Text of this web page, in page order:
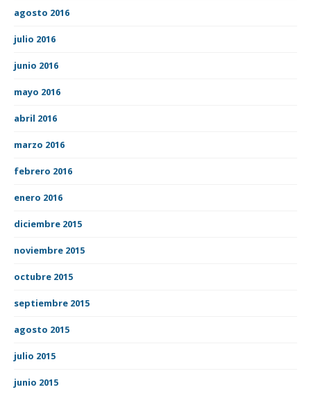
agosto 2016
julio 2016
junio 2016
mayo 2016
abril 2016
marzo 2016
febrero 2016
enero 2016
diciembre 2015
noviembre 2015
octubre 2015
septiembre 2015
agosto 2015
julio 2015
junio 2015